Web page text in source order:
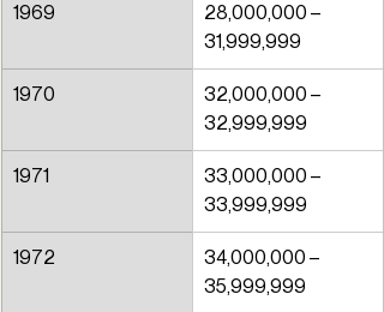
1969
28,000,000 –
31,999,999
1970
32,000,000 –
32,999,999
1971
33,000,000 –
33,999,999
1972
34,000,000 –
35,999,999